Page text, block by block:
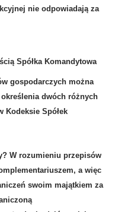
nie odpowiadają za
Spółka Komandytowa
gospodarczych można
dwóch różnych
Kodeksie Spółek
W rozumieniu przepisów
a więc
swoim majątkiem za